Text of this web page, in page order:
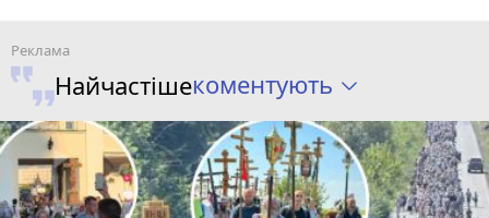
Найчастішекоментують